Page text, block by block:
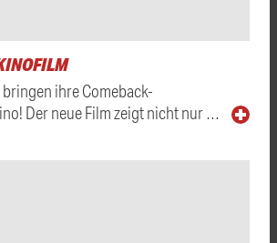
ihre Comeback-
Der neue Film zeigt nicht nur …